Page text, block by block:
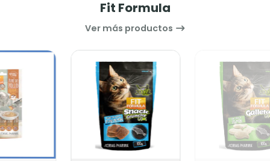
Fit Formula
Ver más productos